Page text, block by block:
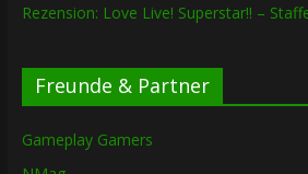
Rezension: Love Live! Superstar!! –
Freunde & Partner
Gameplay Gamers